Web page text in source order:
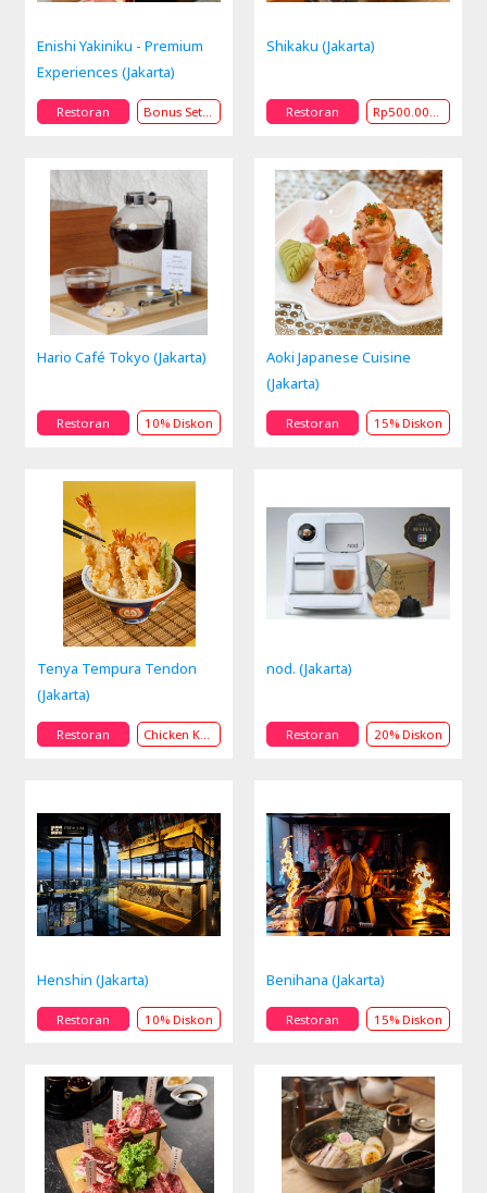
Enishi Yakiniku - Premium
Experiences (Jakarta)
Restoran Bonus Set Menu Hadiah
Shikaku (Jakarta)
Restoran Rp500.000 KURSUS KHUSUS
Hario Café Tokyo (Jakarta)
Restoran 10% Diskon
Aoki Japanese Cuisine
(Jakarta)
Restoran 15% Diskon
Tenya Tempura Tendon
(Jakarta)
Restoran
nod. (Jakarta)
Restoran 20% Diskon
Henshin (Jakarta)
Restoran 10% Diskon
Benihana (Jakarta)
Restoran 15% Diskon